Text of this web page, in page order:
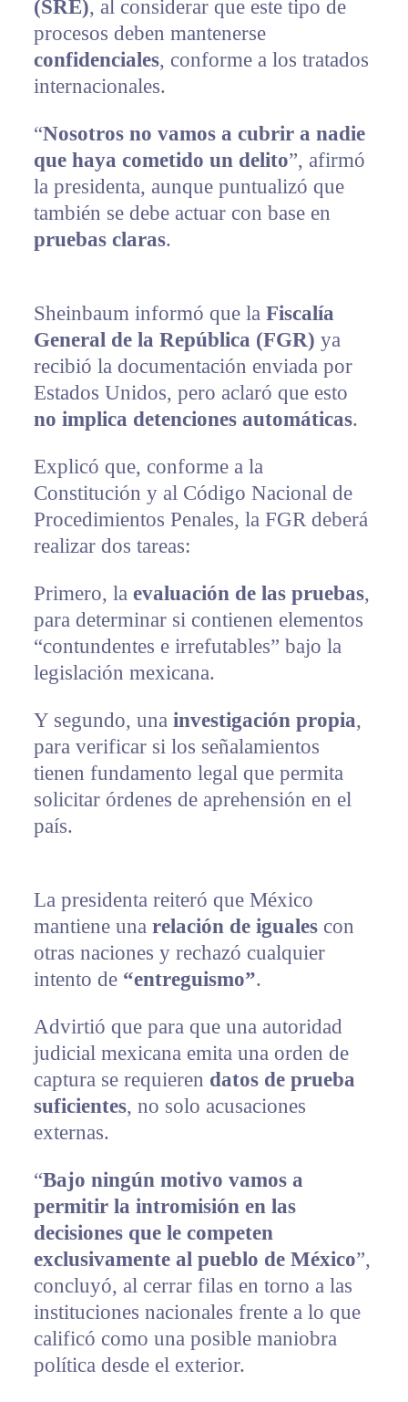
(SRE), al considerar que este tipo de
procesos deben mantenerse
confidenciales, conforme a los tratados
internacionales.
“Nosotros no vamos a cubrir a nadie
que haya cometido un delito”, afirmó
la presidenta, aunque puntualizó que
también se debe actuar con base en
pruebas claras.
Sheinbaum informó que la Fiscalía
General de la República (FGR) ya
recibió la documentación enviada por
Estados Unidos, pero aclaró que esto
no implica detenciones automáticas.
Explicó que, conforme a la
Constitución y al Código Nacional de
Procedimientos Penales, la FGR deberá
realizar dos tareas:
Primero, la evaluación de las pruebas,
para determinar si contienen elementos
“contundentes e irrefutables” bajo la
legislación mexicana.
Y segundo, una investigación propia,
para verificar si los señalamientos
tienen fundamento legal que permita
solicitar órdenes de aprehensión en el
país.
La presidenta reiteró que México
mantiene una relación de igualescon
otras naciones y rechazó cualquier
intento de “entreguismo”.
Advirtió que para que una autoridad
judicial mexicana emita una orden de
captura se requieren datos de prueba
suficientes, no solo acusaciones
externas.
“Bajo ningún motivo vamos a
permitir la intromisión en las
decisiones que le competen
exclusivamente al pueblo de México”,
concluyó, al cerrar filas en torno a las
instituciones nacionales frente a lo que
calificó como una posible maniobra
política desde el exterior.